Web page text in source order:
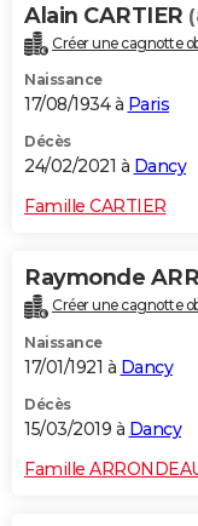
Alain CARTIER
Créer une cagnotte
Naissance
17/08/1934 à Paris
Décès
24/02/2021 à Dancy
Famille CARTIER
Raymonde
Créer une cagnotte
Naissance
17/01/1921 à Dancy
Décès
15/03/2019 à Dancy
Famille